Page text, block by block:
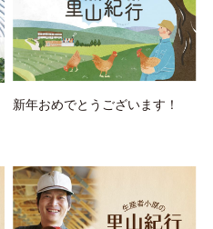
新年おめでとうございます！